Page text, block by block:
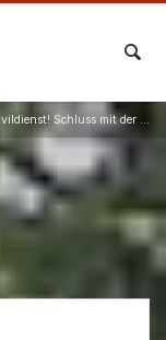
des Bundesheeres in NATO-Strukturen!